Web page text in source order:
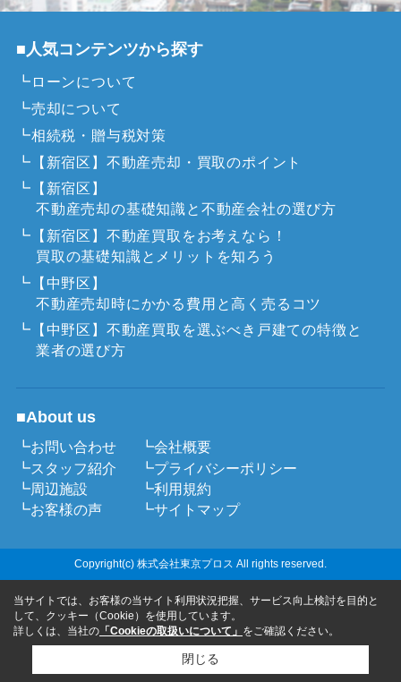
■人気コンテンツから探す
┗ローンについて
┗売却について
┗相続税・贈与税対策
┗【新宿区】不動産売却・買取のポイント
┗【新宿区】
不動産売却の基礎知識と不動産会社の選び方
┗【新宿区】不動産買取をお考えなら！
買取の基礎知識とメリットを知ろう
┗【中野区】
不動産売却時にかかる費用と高く売るコツ
┗【中野区】不動産買取を選ぶべき戸建ての特徴と
業者の選び方
■About us
┗お問い合わせ
┗会社概要
┗スタッフ紹介
┗プライバシーポリシー
┗周辺施設
┗利用規約
┗お客様の声
┗サイトマップ
Copyright(c) 株式会社東京プロス All rights reserved.
当サイトでは、お客様の当サイト利用状況把握、サービス向上検討を目的と
して、クッキー（Cookie）を使用しています。
詳しくは、当社の 「Cookieの取扱いについて」 をご確認ください。
閉じる